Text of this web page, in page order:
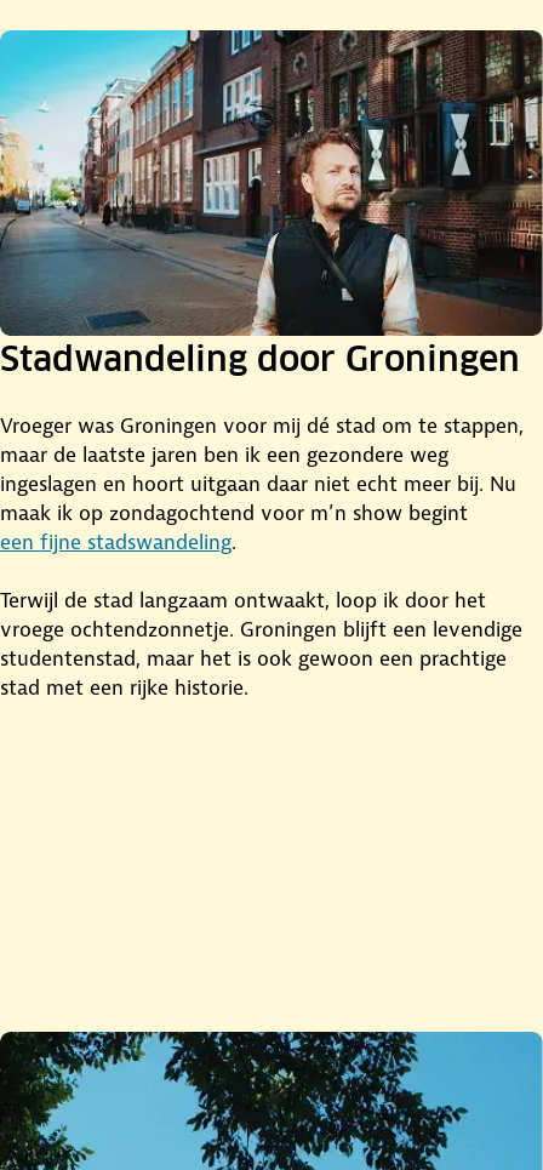
Stadwandeling door Groningen
Vroeger was Groningen voor mij dé stad om te stappen,
maar de laatste jaren ben ik een gezondere weg
ingeslagen en hoort uitgaan daar niet echt meer bij. Nu
maak ik op zondagochtend voor m’n show begint
een fijne stadswandeling.
Terwijl de stad langzaam ontwaakt, loop ik door het
vroege ochtendzonnetje. Groningen blijft een levendige
studentenstad, maar het is ook gewoon een prachtige
stad met een rijke historie.